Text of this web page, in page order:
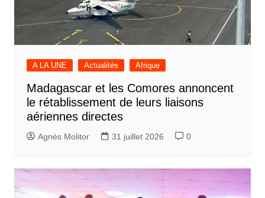
A LA UNE Actualités Afrique
Madagascar et les Comores annoncent
le rétablissement de leurs liaisons
aériennes directes
Agnès Molitor 31 juillet 2026 0